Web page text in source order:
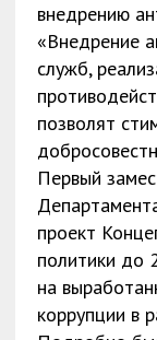
внедрению
«Внедрение
служб,
позволят
Первый
проект
политики до
на
коррупции в